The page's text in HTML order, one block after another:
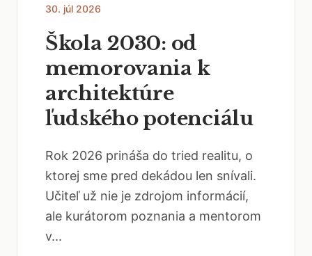
30. júl 2026
Škola 2030: od
memorovania k
architektúre
ľudského potenciálu
Rok 2026 prináša do tried realitu, o
ktorej sme pred dekádou len snívali.
Učiteľ už nie je zdrojom informácií,
ale kurátorom poznania a mentorom
v...